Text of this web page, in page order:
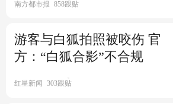
1家5口从三亚飞回新疆要花10
万 网友帮忙想出省钱方案
大象新闻 7843跟贴
南方都市报 858跟贴
游客与白狐拍照被咬伤 官
方：“白狐合影”不合规
红星新闻 303跟贴